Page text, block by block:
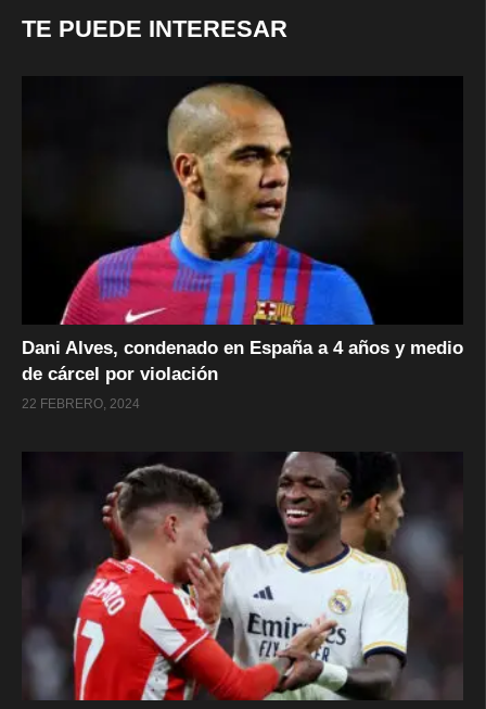
TE PUEDE INTERESAR
Dani Alves, condenado en España a 4 años y medio
de cárcel por violación
22 FEBRERO, 2024